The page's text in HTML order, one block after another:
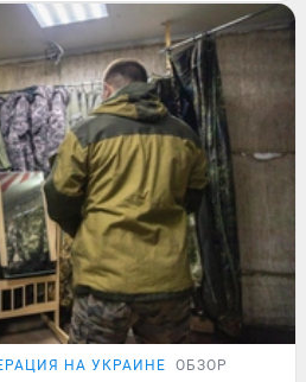
НА УКРАИНЕ ОБЗОР